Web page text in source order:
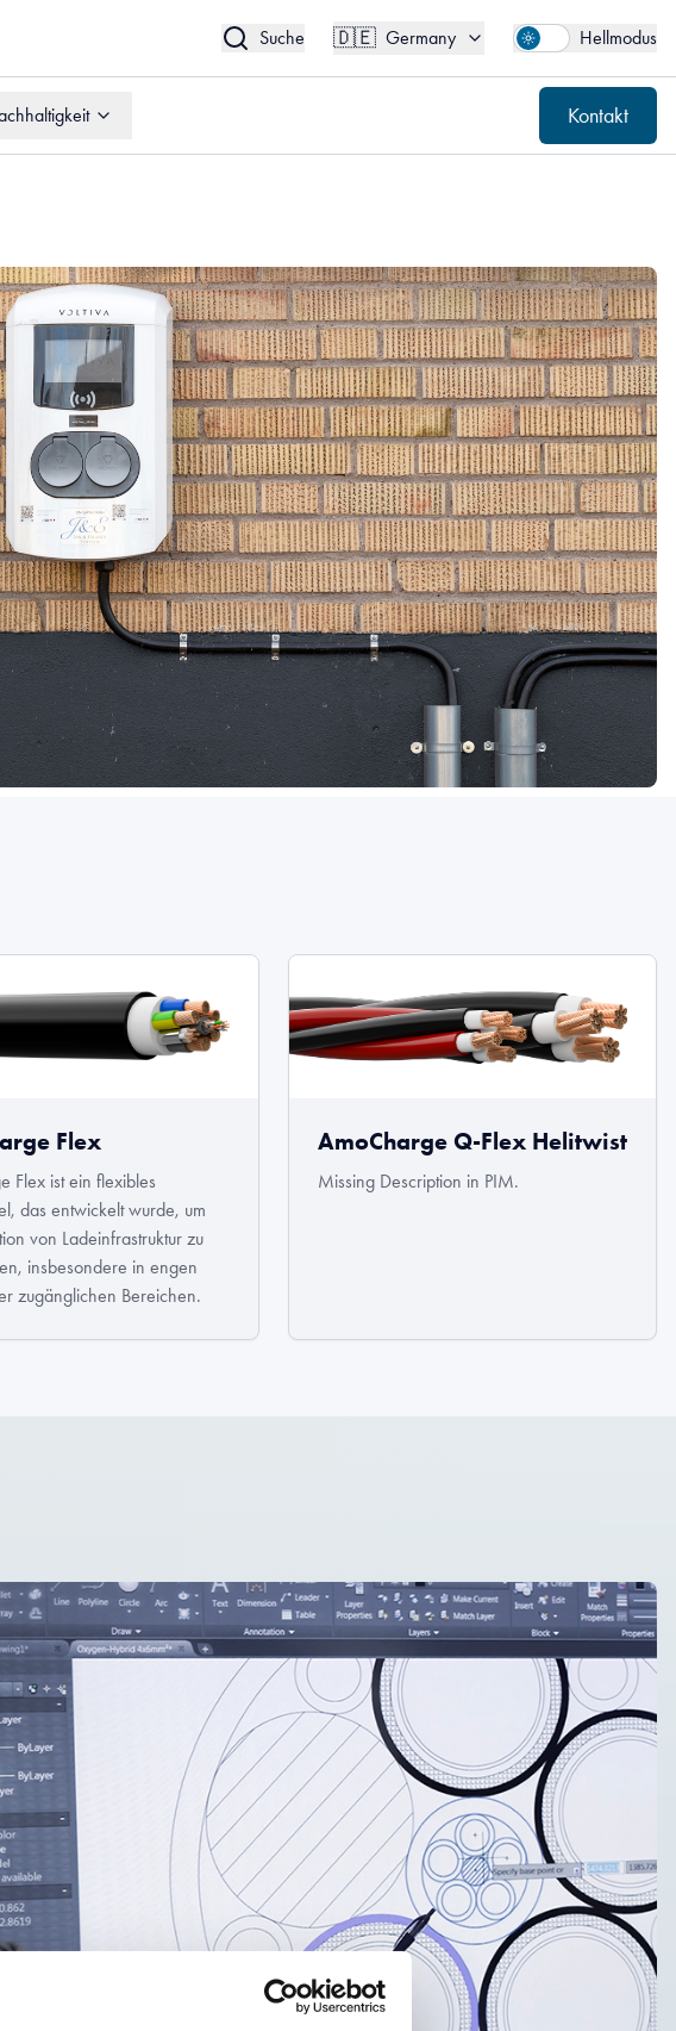
Suche 🇩🇪 Germany Hellmodus
Kontakt
Germany Kontakt
Flex
Flex ist ein flexibles
das entwickelt wurde, um
von Ladeinfrastruktur zu
insbesondere in engen
zugänglichen Bereichen.
AmoCharge Q-Flex Helitwist
Missing Description in PIM.